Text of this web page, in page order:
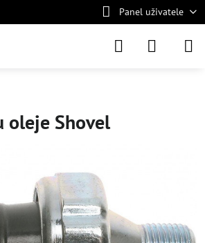
Panel uživatele
oleje Shovel